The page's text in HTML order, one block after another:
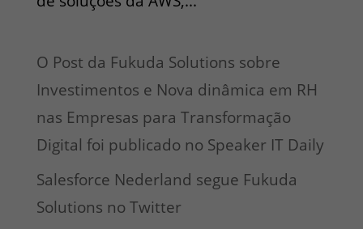
O Post da Fukuda Solutions sobre
Investimentos e Nova dinâmica em RH
nas Empresas para Transformação
Digital foi publicado no Speaker IT Daily
Salesforce Nederland segue Fukuda
Solutions no Twitter